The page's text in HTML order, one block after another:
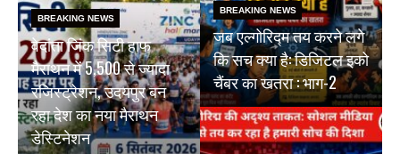
BREAKING NEWS
वेदांता जिंक सिटी हाफ
मैराथन में 5,500 से ज्यादा
रजिस्ट्रेशन, उदयपुर बन
रहा देश का नया मैराथन
डेस्टिनेशन
BREAKING NEWS
जब एल्गोरिद्म तय करने लगे
कि सच क्या है: डिजिटल इको
चैंबर का खतरा : भाग-2